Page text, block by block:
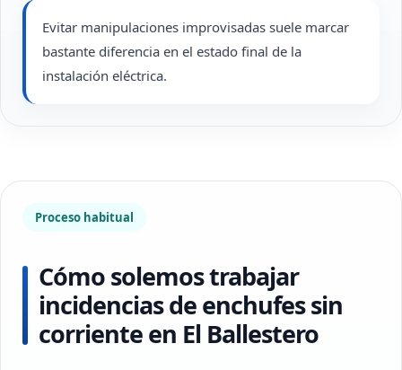
Evitar manipulaciones improvisadas suele marcar
bastante diferencia en el estado final de la
instalación eléctrica.
Proceso habitual
Cómo solemos trabajar
incidencias de enchufes sin
corriente en El Ballestero